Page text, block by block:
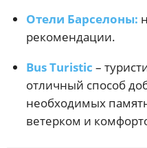
Отели Барселоны:
рекомендации.
Bus Turistic –
отличный способ
необходимых
ветерком и